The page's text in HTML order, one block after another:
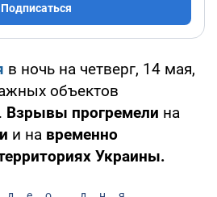
Подписаться
в ночь на четверг, 14 мая,
объектов
Взрывы прогремели на
и на временно
Украины.